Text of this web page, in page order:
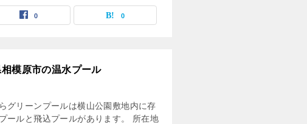
0 0
模原市の温水プール
グリーンプールは横山公園敷地内に存
ールと飛込プールがあります。 所在地